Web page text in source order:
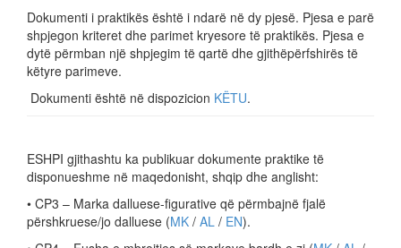
Dokumenti i praktikës është i ndarë në dy pjesë. Pjesa e parë
shpjegon kriteret dhe parimet kryesore të praktikës. Pjesa e
dytë përmban një shpjegim të qartë dhe gjithëpërfshirës të
këtyre parimeve.
Dokumenti është në dispozicion KËTU.
ESHPI gjithashtu ka publikuar dokumente praktike të
disponueshme në maqedonisht, shqip dhe anglisht:
• CP3 – Marka dalluese-figurative që përmbajnë fjalë
përshkruese/jo dalluese (MK / AL / EN).